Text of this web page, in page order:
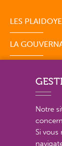
LES
LA
PLAN DU
Notre
Si